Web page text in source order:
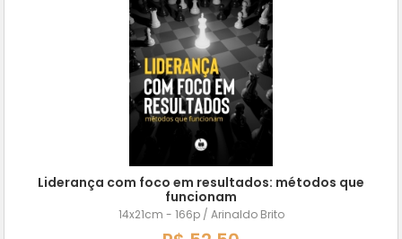
Liderança com foco em resultados: métodos que
funcionam
14x21cm - 166p / Arinaldo Brito